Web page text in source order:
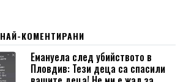
НАЙ-КОМЕНТИРАНИ
Емануела след убийството в
Пловдив: Тези деца са спасили